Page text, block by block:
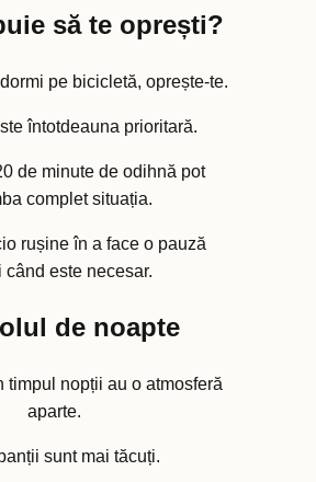
să te oprești?
pe bicicletă, oprește-te.
întotdeauna prioritară.
de minute de odihnă pot
complet situația.
rușine în a face o pauză
când este necesar.
de noapte
timpul nopții au o atmosferă
aparte.
sunt mai tăcuți.